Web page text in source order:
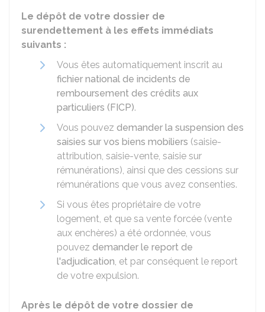
Le dépôt de votre dossier de
surendettement à les effets immédiats
suivants :
Vous êtes automatiquement inscrit au
fichier national de incidents de
remboursement des crédits aux
particuliers (FICP).
Vous pouvez demander la suspension des
saisies sur vos biens mobiliers (saisie-
attribution, saisie-vente, saisie sur
rémunérations), ainsi que des cessions sur
rémunérations que vous avez consenties.
Si vous êtes propriétaire de votre
logement, et que sa vente forcée (vente
aux enchères) a été ordonnée, vous
pouvez demander le report de
l'adjudication, et par conséquent le report
de votre expulsion.
Après le dépôt de votre dossier de